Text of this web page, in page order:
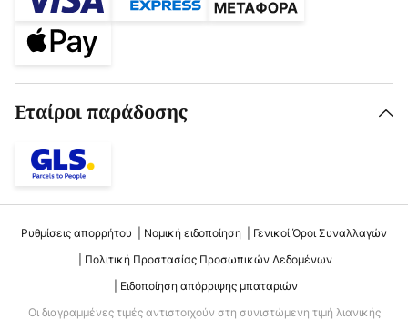
Εταίροι παράδοσης
Ρυθμίσεις απορρήτου Νομική ειδοποίηση
Γενικοί Όροι Συναλλαγών
Πολιτική Προστασίας Προσωπικών Δεδομένων
Ειδοποίηση απόρριψης μπαταριών
Οι διαγραμμένες τιμές αντιστοιχούν στη συνιστώμενη τιμή λιανικής